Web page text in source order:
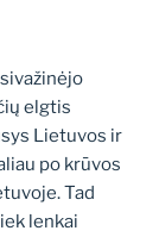
elgtis
Lietuvos ir
po krūvos
Tad
lenkai